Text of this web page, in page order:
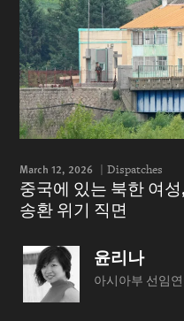
March 12, 2026 Dispatches
중국에 있는 북한 여
송환 위기 직면
윤리나
아시아부 선임